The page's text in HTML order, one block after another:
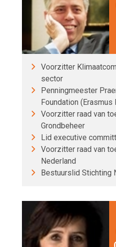
Voorzitter
sector
Penningmeester
Foundation (Erasmus
Voorzitter raad van
Grondbeheer
Lid executive
Voorzitter raad van
Nederland
Bestuurslid Stichting